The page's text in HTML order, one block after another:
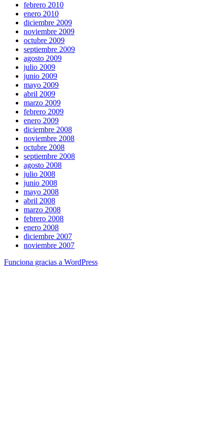
febrero 2010
enero 2010
diciembre 2009
noviembre 2009
octubre 2009
septiembre 2009
agosto 2009
julio 2009
junio 2009
mayo 2009
abril 2009
marzo 2009
febrero 2009
enero 2009
diciembre 2008
noviembre 2008
octubre 2008
septiembre 2008
agosto 2008
julio 2008
junio 2008
mayo 2008
abril 2008
marzo 2008
febrero 2008
enero 2008
diciembre 2007
noviembre 2007
Funciona gracias a WordPress